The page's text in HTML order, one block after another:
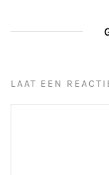
LAAT EEN